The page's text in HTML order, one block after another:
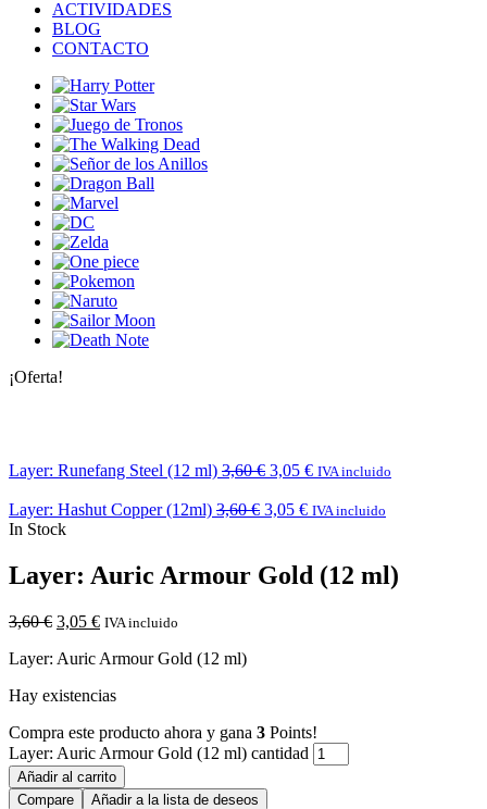
ACTIVIDADES
BLOG
CONTACTO
¡Oferta!
Layer: Runefang Steel (12 ml) 3,60€ 3,05 € IVA incluido
Layer: Hashut Copper (12ml) 3,60€ 3,05 € IVA incluido
In Stock
Layer: Auric Armour Gold (12 ml)
3,60€ 3,05 € IVA incluido
Layer: Auric Armour Gold (12 ml)
Hay existencias
Compra este producto ahora y gana 3 Points!
Layer: Auric Armour Gold (12 ml) cantidad
Añadir al carrito
Compare
Añadir a la lista de deseos